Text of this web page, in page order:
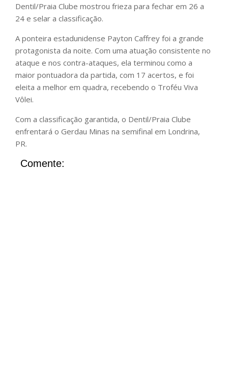
Dentil/Praia Clube mostrou frieza para fechar em 26 a
24 e selar a classificação.
A ponteira estadunidense Payton Caffrey foi a grande
protagonista da noite. Com uma atuação consistente no
ataque e nos contra-ataques, ela terminou como a
maior pontuadora da partida, com 17 acertos, e foi
eleita a melhor em quadra, recebendo o Troféu Viva
Vôlei.
Com a classificação garantida, o Dentil/Praia Clube
enfrentará o Gerdau Minas na semifinal em Londrina,
PR.
Comente: